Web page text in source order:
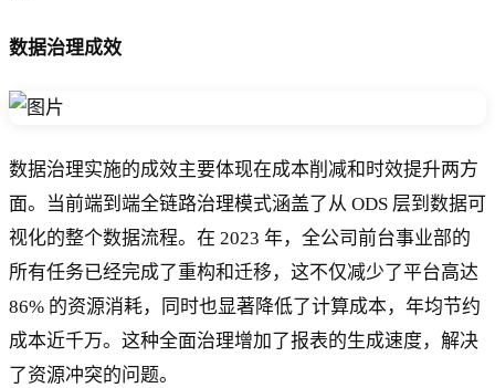
数据治理成效
数据治理实施的成效主要体现在成本削减和时效提升两方
面。当前端到端全链路治理模式涵盖了从 ODS 层到数据可
视化的整个数据流程。在 2023 年，全公司前台事业部的
所有任务已经完成了重构和迁移，这不仅减少了平台高达
86% 的资源消耗，同时也显著降低了计算成本，年均节约
成本近千万。这种全面治理增加了报表的生成速度，解决
了资源冲突的问题。